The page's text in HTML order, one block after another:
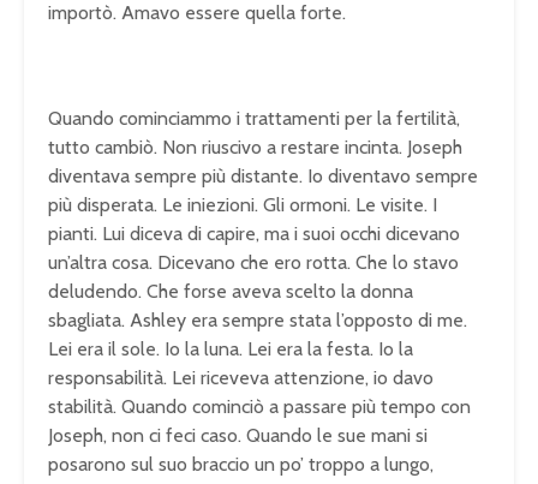
importò. Amavo essere quella forte.
Quando cominciammo i trattamenti per la fertilità,
tutto cambiò. Non riuscivo a restare incinta. Joseph
diventava sempre più distante. Io diventavo sempre
più disperata. Le iniezioni. Gli ormoni. Le visite. I
pianti. Lui diceva di capire, ma i suoi occhi dicevano
un’altra cosa. Dicevano che ero rotta. Che lo stavo
deludendo. Che forse aveva scelto la donna
sbagliata. Ashley era sempre stata l’opposto di me.
Lei era il sole. Io la luna. Lei era la festa. Io la
responsabilità. Lei riceveva attenzione, io davo
stabilità. Quando cominciò a passare più tempo con
Joseph, non ci feci caso. Quando le sue mani si
posarono sul suo braccio un po’ troppo a lungo,